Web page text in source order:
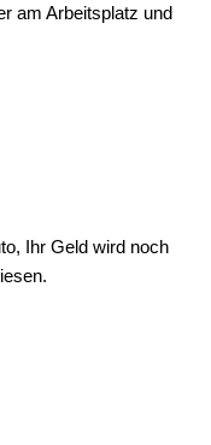
am Arbeitsplatz und
Ihr Geld wird noch